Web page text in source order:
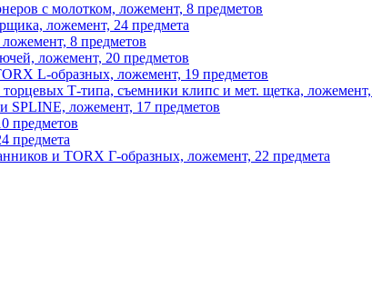
с молотком, ложемент, 8 предметов
ложемент, 24 предмета
8 предметов
ложемент, 20 предметов
L-образных, ложемент, 19 предметов
Т-типа, съемники клипс и мет. щетка,
ложемент, 17 предметов
предметов
предмета
и TORX Г-образных, ложемент, 22 предмета